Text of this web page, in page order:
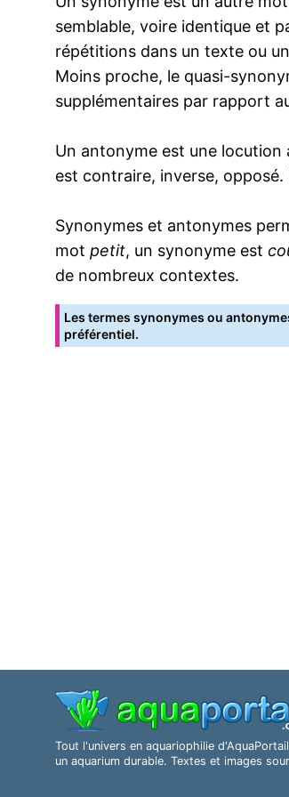
semblable, voire identique et
répétitions dans un texte ou
Moins proche, le quasi-
supplémentaires par rapport
Un antonyme est une locution
est contraire, inverse,
Synonymes et antonymes
mot petit, un synonyme est
de nombreux contextes.
Les termes synonymes ou
préférentiel.
Tout l'univers en aquariophilie
un aquarium durable. Textes et images